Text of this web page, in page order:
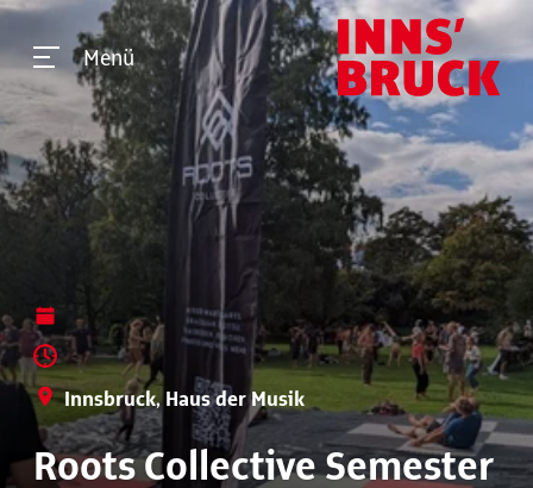
Menü
Innsbruck, Haus der Musik
Roots Collective Semester